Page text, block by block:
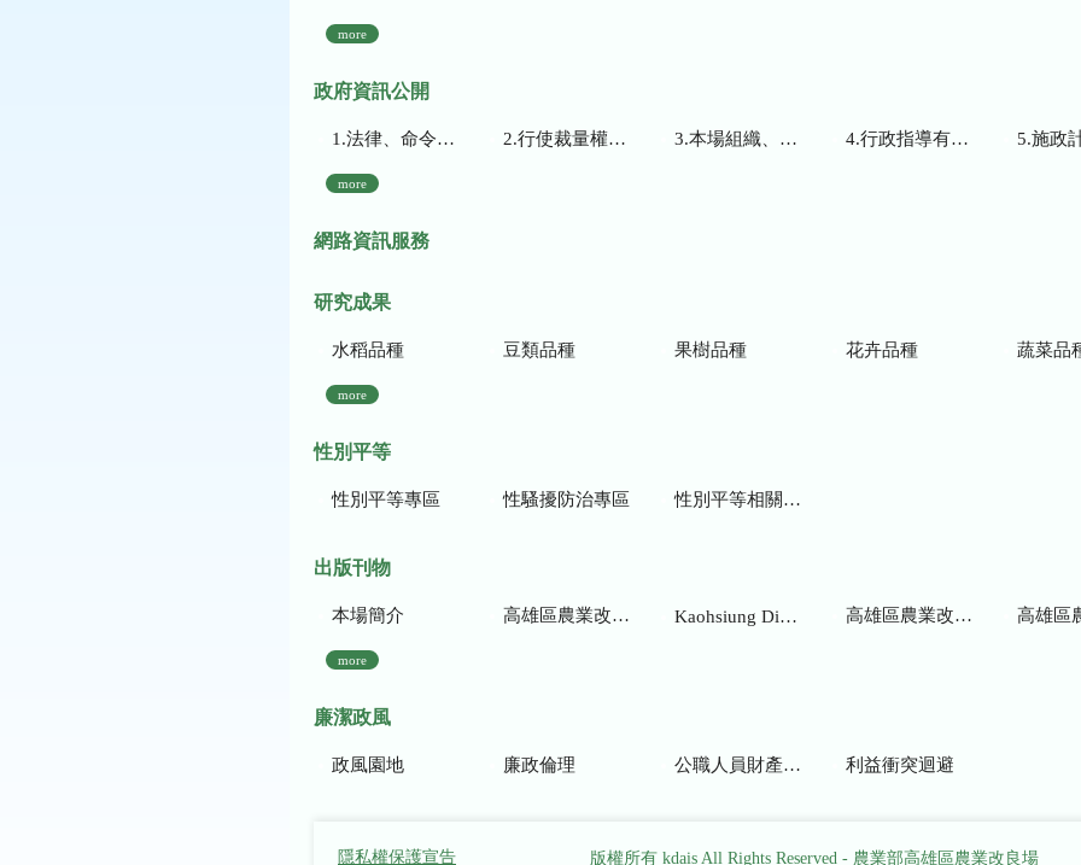
more
政府資訊公開
1.法律、命令、法規命令 2.行使裁量權而訂頒之解釋性規定及裁量基準 3.本場組織、職掌及聯絡資訊 4.行政指導有關文書 5.施政計畫、業務統
more
網路資訊服務
研究成果
水稻品種 豆類品種 果樹品種 花卉品種 蔬菜品
more
性別平等
性別平等專區 性騷擾防治專區 性別平等相關網站
出版刊物
本場簡介 高雄區農業改良場研究彙報 Kaohsiung District Agricultural Research and Extension Station 高雄區農業改良場年報 高雄區
more
廉潔政風
政風園地 廉政倫理 公職人員財產申報 利益衝突迴避
隱私權保護宣告 版權所有 kdais All Rights Reserved - 農業部高雄區農業改良場